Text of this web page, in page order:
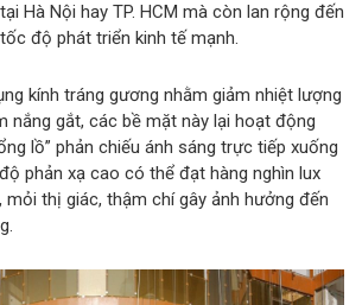
Hà Nội hay TP. HCM mà còn lan rộng đến
độ phát triển kinh tế mạnh.
kính tráng gương nhằm giảm nhiệt lượng
nắng gắt, các bề mặt này lại hoạt động
lồ” phản chiếu ánh sáng trực tiếp xuống
phản xạ cao có thể đạt hàng nghìn lux
thị giác, thậm chí gây ảnh hưởng đến